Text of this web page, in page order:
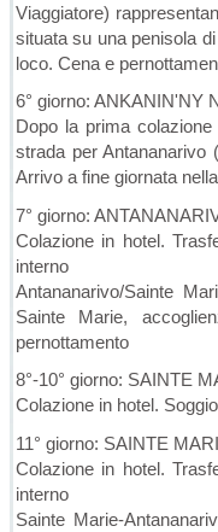
Viaggiatore)
situata su una penisola
loco. Cena e
6° giorno: ANKANIN'NY
Dopo la prima
strada per Antananarivo
Arrivo a fine giornata
7° giorno:
Colazione in hotel.
interno
Antananarivo/Sainte
Sainte Marie,
pernottamento
8°-10° giorno: SAINTE
Colazione in hotel.
11° giorno: SAINTE
Colazione in hotel.
interno
Sainte Marie-